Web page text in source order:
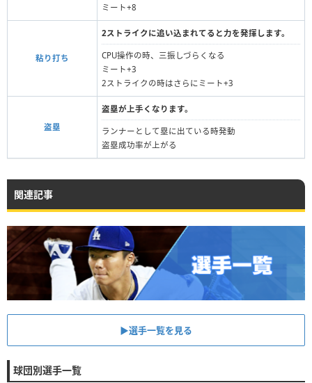
ミート+8
粘り打ち
2ストライクに追い込まれてると力を発揮します。
CPU操作の時、三振しづらくなる
ミート+3
2ストライクの時はさらにミート+3
盗塁
盗塁が上手くなります。
ランナーとして塁に出ている時発動
盗塁成功率が上がる
関連記事
▶︎選手一覧を見る
球団別選手一覧